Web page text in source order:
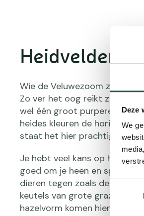
Deze
We
Heidvelden
Wie de Veluwezoom zegt,
Zo ver het oog reikt zie je
wel één groot purperen
heides kleuren de horizon.
staat het hier prachtig bij.
Je hebt veel kans op het
goed om je heen en spits je
dieren tegen zoals de
keutels van grote grazers
hazelvorm komen hier ook voor.